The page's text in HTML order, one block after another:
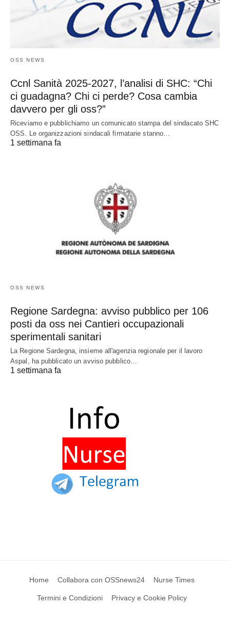
OSS NEWS
Ccnl Sanità 2025-2027, l’analisi di SHC: “Chi
ci guadagna? Chi ci perde? Cosa cambia
davvero per gli oss?”
Riceviamo e pubblichiamo un comunicato stampa del sindacato SHC
OSS. Le organizzazioni sindacali firmatarie stanno…
1 settimana fa
OSS NEWS
Regione Sardegna: avviso pubblico per 106
posti da oss nei Cantieri occupazionali
sperimentali sanitari
La Regione Sardegna, insieme all'agenzia regionale per il lavoro
Aspal, ha pubblicato un avviso pubblico…
1 settimana fa
Home Collabora con OSSnews24 Nurse Times
Termini e Condizioni Privacy e Cookie Policy